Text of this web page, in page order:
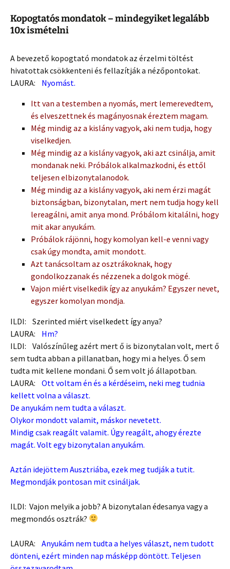
Kopogtatós mondatok – mindegyiket legalább
10x ismételni
A bevezető kopogtató mondatok az érzelmi töltést
hivatottak csökkenteni és fellazítják a nézőpontokat.
LAURA: Nyomást.
Itt van a testemben a nyomás, mert lemerevedtem,
és elveszettnek és magányosnak éreztem magam.
Még mindig az a kislány vagyok, aki nem tudja, hogy
viselkedjen.
Még mindig az a kislány vagyok, aki azt csinálja, amit
mondanak neki. Próbálok alkalmazkodni, és ettől
teljesen elbizonytalanodok.
Még mindig az a kislány vagyok, aki nem érzi magát
biztonságban, bizonytalan, mert nem tudja hogy kell
lereagálni, amit anya mond. Próbálom kitalálni, hogy
mit akar anyukám.
Próbálok rájönni, hogy komolyan kell-e venni vagy
csak úgy mondta, amit mondott.
Azt tanácsoltam az osztrákoknak, hogy
gondolkozzanak és nézzenek a dolgok mögé.
Vajon miért viselkedik így az anyukám? Egyszer nevet,
egyszer komolyan mondja.
ILDI: Szerinted miért viselkedett így anya?
LAURA: Hm?
ILDI: Valószínűleg azért mert ő is bizonytalan volt, mert ő
sem tudta abban a pillanatban, hogy mi a helyes. Ő sem
tudta mit kellene mondani. Ő sem volt jó állapotban.
LAURA: Ott voltam én és a kérdéseim, neki meg tudnia
kellett volna a választ.
De anyukám nem tudta a választ.
Olykor mondott valamit, máskor nevetett.
Mindig csak reagált valamit. Úgy reagált, ahogy érezte
magát. Volt egy bizonytalan anyukám.
Aztán idejöttem Ausztriába, ezek meg tudják a tutit.
Megmondják pontosan mit csináljak.
ILDI: Vajon melyik a jobb? A bizonytalan édesanya vagy a
megmondós osztrák?
LAURA: Anyukám nem tudta a helyes választ, nem tudott
dönteni, ezért minden nap másképp döntött. Teljesen